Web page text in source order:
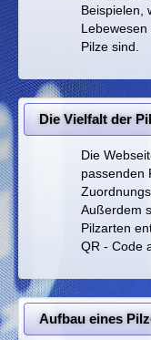
Beispielen,
Pilze sind.
Die Vielfalt der
Die
passenden
Außerdem
Pilzarten
QR - Code
Aufbau eines